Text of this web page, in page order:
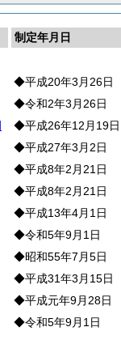
制定年月日
◆平成20年3月26日
◆令和2年3月26日
◆平成26年12月19日
◆平成27年3月2日
◆平成8年2月21日
◆平成8年2月21日
◆平成13年4月1日
◆令和5年9月1日
◆昭和55年7月5日
◆平成31年3月15日
◆平成元年9月28日
◆令和5年9月1日